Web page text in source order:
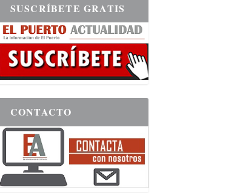
SUSCRÍBETE GRATIS
CONTACTO